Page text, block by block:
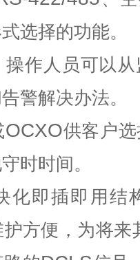
选择的功能。
作人员可以
警解决办法。
OCXO供客户
时时间。
化即插即用结
方便，为将来